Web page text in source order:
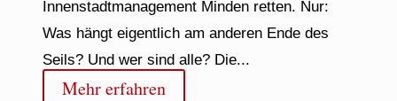
Innenstadtmanagement Minden retten. Nur:
Was hängt eigentlich am anderen Ende des
Seils? Und wer sind alle? Die...
Mehr erfahren